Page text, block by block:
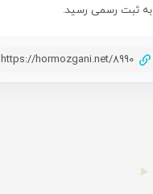
به ثبت رسمی رسید.
https://hormozgani.net/8990